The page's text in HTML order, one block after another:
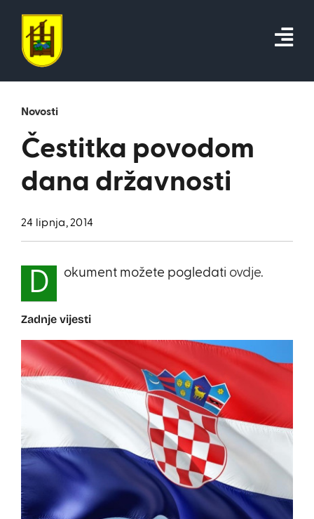
content
Novosti
Čestitka povodom
dana državnosti
24 lipnja, 2014
D okument možete pogledati ovdje.
Zadnje vijesti